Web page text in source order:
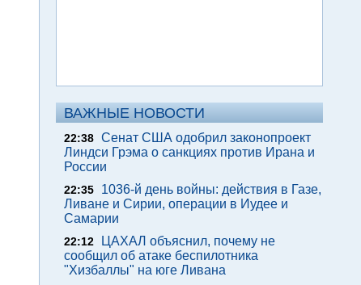
ВАЖНЫЕ НОВОСТИ
22:38 Сенат США одобрил законопроект
Линдси Грэма о санкциях против Ирана и
России
22:35
1036-й день войны: действия в Газе,
Ливане и Сирии, операции в Иудее и
Самарии
22:12
ЦАХАЛ объяснил, почему не
сообщил об атаке беспилотника
"Хизбаллы" на юге Ливана